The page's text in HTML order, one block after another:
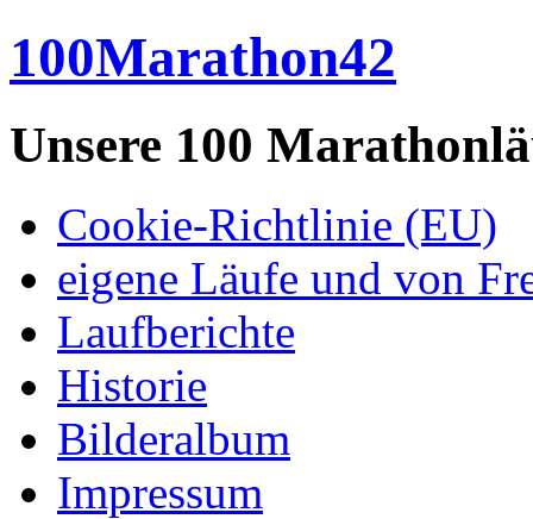
100Marathon42
Unsere 100
Cookie-Richtlinie (EU)
eigene Läufe und von
Laufberichte
Historie
Bilderalbum
Impressum